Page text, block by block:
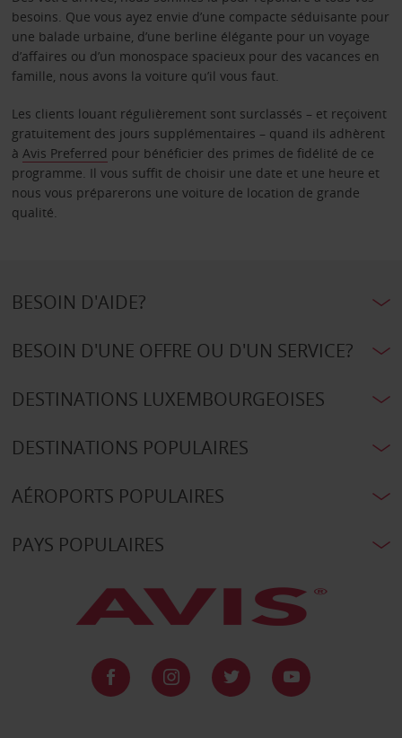
besoins. Que vous ayez envie d’une compacte séduisante pour
une balade urbaine, d’une berline élégante pour un voyage
d’affaires ou d’un monospace spacieux pour des vacances en
famille, nous avons la voiture qu’il vous faut.
Les clients louant régulièrement sont surclassés – et reçoivent
gratuitement des jours supplémentaires – quand ils adhèrent
à Avis Preferred pour bénéficier des primes de fidélité de ce
programme. Il vous suffit de choisir une date et une heure et
nous vous préparerons une voiture de location de grande
qualité.
BESOIN D'AIDE?
BESOIN D'UNE OFFRE OU D'UN SERVICE?
DESTINATIONS LUXEMBOURGEOISES
DESTINATIONS POPULAIRES
AÉROPORTS POPULAIRES
PAYS POPULAIRES